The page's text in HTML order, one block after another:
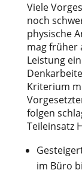
Viele
noch
physische
mag früher
Leistung
Kriterium
folgen
Teileinsatz
im Büro